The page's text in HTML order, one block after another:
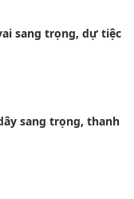
sang trọng, dự tiệc
sang trọng, thanh